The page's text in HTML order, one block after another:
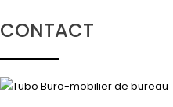
CONTACT